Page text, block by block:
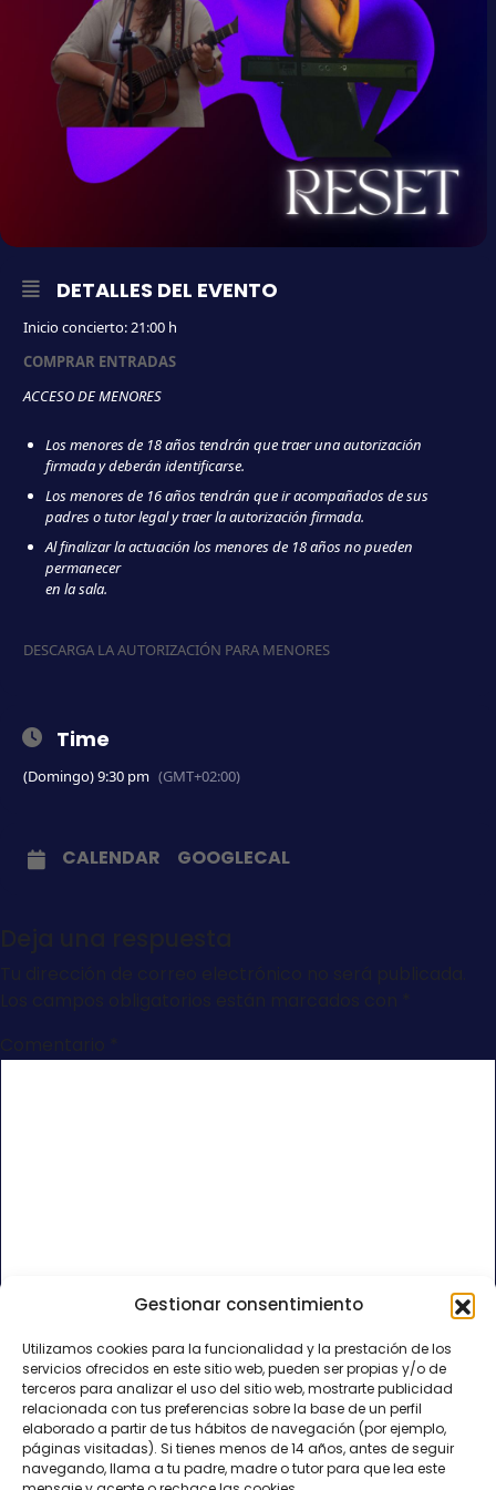
Gestionar consentimiento
Utilizamos cookies para la funcionalidad y la prestación de los
servicios ofrecidos en este sitio web, pueden ser propias y/o de
terceros para analizar el uso del sitio web, mostrarte publicidad
relacionada con tus preferencias sobre la base de un perfil
elaborado a partir de tus hábitos de navegación (por ejemplo,
páginas visitadas). Si tienes menos de 14 años, antes de seguir
navegando, llama a tu padre, madre o tutor para que lea este
DETALLES DEL EVENTO
Inicio concierto: 21:00 h
COMPRAR ENTRADAS
ACCESO DE MENORES
Los menores de 18 años tendrán que traer una autorización
firmada y deberán identificarse.
Los menores de 16 años tendrán que ir acompañados de sus
padres o tutor legal y traer la autorización firmada.
Al finalizar la actuación los menores de 18 años no pueden
permanecer
en la sala.
DESCARGA LA AUTORIZACIÓN PARA MENORES
Time
(Domingo) 9:30 pm (GMT+02:00)
CALENDAR GOOGLECAL
Correo electrónico*
Web